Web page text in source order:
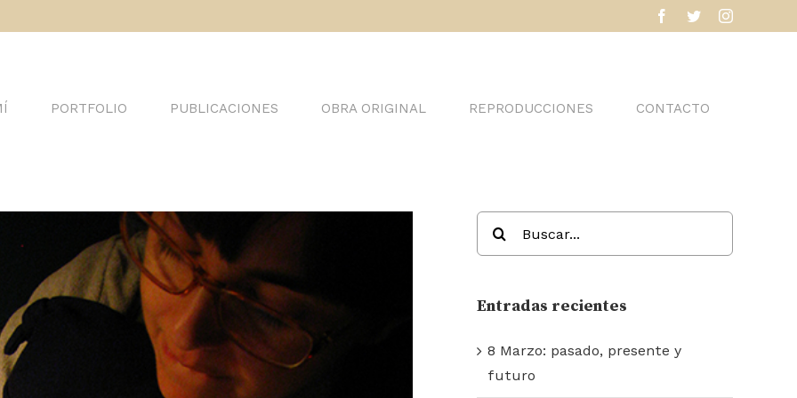
facebook
twitterinstagram
PORTFOLIO PUBLICACIONES OBRA ORIGINAL REPRODUCCIONES CONTACTO
Entradas recientes
8 Marzo: pasado, presente y
futuro